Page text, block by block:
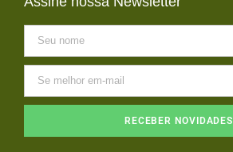
RECEBER NOVIDADES